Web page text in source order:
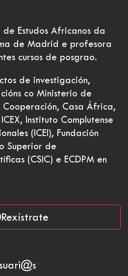
de Estudos Africanos da
de Madrid e profesora
cursos de posgrao.
de investigación,
co Ministerio de
Cooperación, Casa África,
Instituto Complutense
(ICEI), Fundación
Superior de
(CSIC) e ECDPM en
Rexístrate